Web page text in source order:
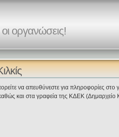
οργανώσεις!
να απευθύνεστε για πληροφορίες στο
και στα γραφεία της ΚΔΕΚ (Δημαρχείο